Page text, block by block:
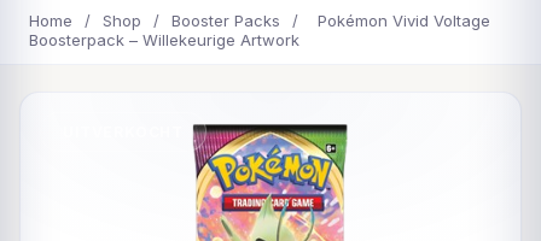
Home / Shop / Booster Packs /
Pokémon Vivid Voltage
Boosterpack – Willekeurige Artwork